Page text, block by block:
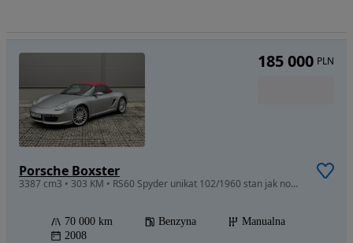
Porsche Boxster
3387 cm3 • 303 KM • RS60 Spyder unikat 102/1960 stan jak nowy cały w PPF 1 właściciel w PL
70 000 km Benzyna
Manualna
2008
185 000 PLN